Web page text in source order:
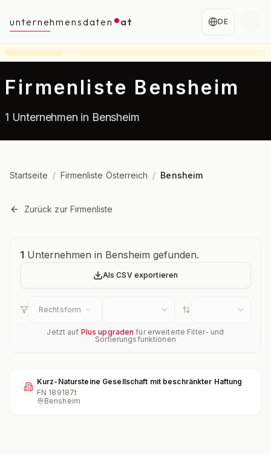
unternehmensdaten at DE
Firmenliste Bensheim
1 Unternehmen in Bensheim
Startseite / Firmenliste Österreich / Bensheim
Zurück zur Firmenliste
Unternehmensübersicht
1 Unternehmen in Bensheim gefunden.
Als CSV exportieren
Rechtsform
Jetzt auf Plus upgraden für erweiterte Filter- und
Sortierungsfunktionen
Kurz-Natursteine Gesellschaft mit beschränkter Haftung
FN 189187t
Bensheim